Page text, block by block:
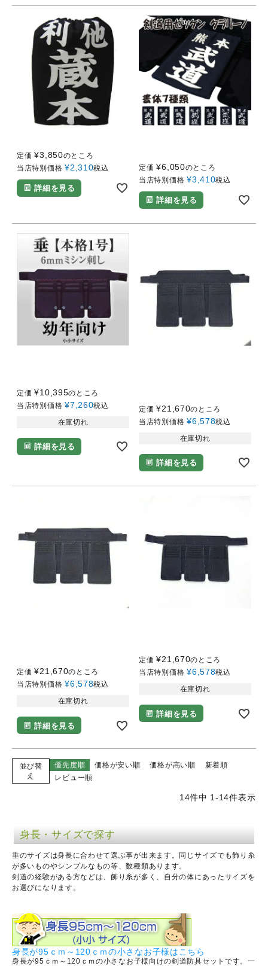
定価 ¥3,850のところ
当店特別価格 ¥2,310税込
詳細を見る
定価 ¥6,050のところ
当店特別価格 ¥3,410税込
詳細を見る
定価 ¥10,395のところ
当店特別価格 ¥7,260税込
在庫切れ
詳細を見る
定価 ¥21,670のところ
当店特別価格 ¥6,578税込
在庫切れ
詳細を見る
定価 ¥21,670のところ
当店特別価格 ¥6,578税込
在庫切れ
詳細を見る
定価 ¥21,670のところ
当店特別価格 ¥6,578税込
在庫切れ
詳細を見る
並び替
え
優先度順 価格が安い順 価格が高い順
新着順
レビュー順
14件中 1-14件表示
身長・サイズで探す
垂のサイズは身長に合わせて選ぶ事が出来ます。同じサイズでも飾り糸
が多いものやシンプルなもの等、数種類あります。
剣道の経験がある方などは、飾り糸が多く、自分の体にあったサイズを
お選びになります。
身長が95ｃｍ～120ｃｍの小さなお子様はこちら
身長が95ｃｍ～120ｃｍの小さなお子様向けの剣道防具セットです。一